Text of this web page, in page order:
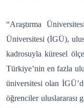
“Araştırma
Üniversitesi (İGÜ),
kadrosuyla küresel
Türkiye’nin en fazla
üniversitesi olan
öğrenciler uluslararası